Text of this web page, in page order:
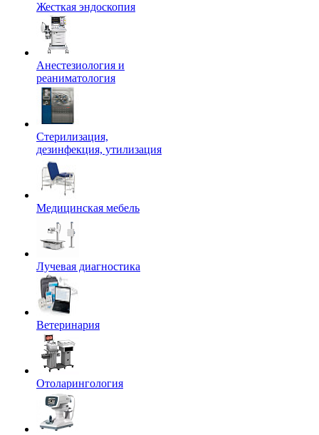
Жесткая эндоскопия
Анестезиология и
реаниматология
Стерилизация,
дезинфекция, утилизация
Медицинская мебель
Лучевая диагностика
Ветеринария
Отоларингология